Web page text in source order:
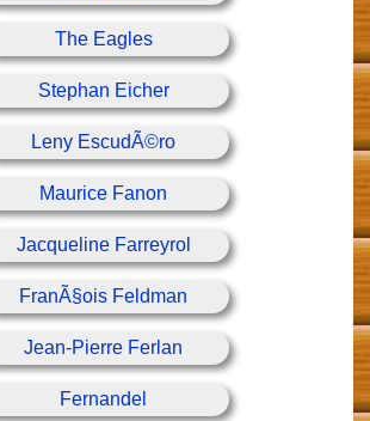
The Eagles
Stephan Eicher
Leny EscudÃ©ro
Maurice Fanon
Jacqueline Farreyrol
FranÃ§ois Feldman
Jean-Pierre Ferlan
Fernandel